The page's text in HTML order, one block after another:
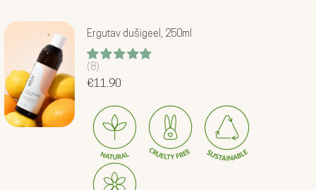
Ergutav dušigeel, 250ml
Hinnanguga
5.00/ 5
€11.90
(8)